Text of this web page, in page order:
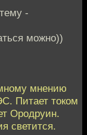
-
можно))
мнению
Питает током
Ородруин.
светится.